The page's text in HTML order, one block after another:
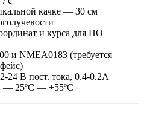
качке — 30 см
и курса для ПО
и NMEA0183 (требуется
24 В пост. тока, 0.4-0.2А
— 25ºС — +55ºС